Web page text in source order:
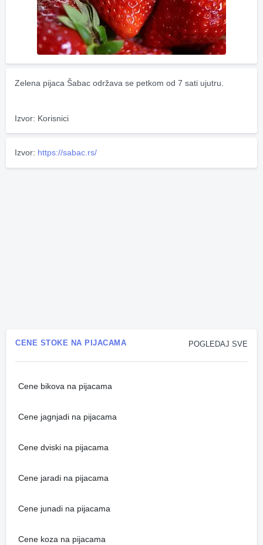
Zelena pijaca Šabac održava se petkom od 7 sati ujutru.
Izvor: Korisnici
Izvor: https://sabac.rs/
POGLEDAJ SVE
CENE STOKE NA PIJACAMA
Cene bikova na pijacama
Cene jagnjadi na pijacama
Cene dviski na pijacama
Cene jaradi na pijacama
Cene junadi na pijacama
Cene koza na pijacama